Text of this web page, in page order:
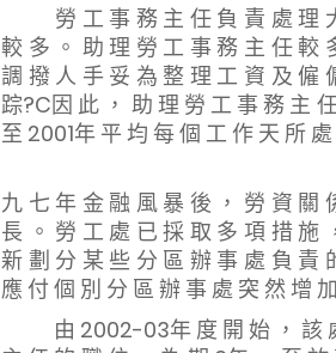
勞 工 事 務 主 任 負 責 處 理 大
較 多 。 助 理 勞 工 事 務 主 任 較
調 撥 人 手 妥 為 整 理 工 資 及 僱
踪?C因 此 ， 助 理 勞 工 事 務 主
至 2001年 平 均 每 個 工 作 天 所
九 七 年 金 融 風 暴 後 ， 勞 資 關
長 。 勞 工 處 已 採 取 多 項 措 施
新 劃 分 某 些 分 區 辦 事 處 負 責
應 付 個 別 分 區 辦 事 處 突 然 增
由 2002-03年 度 開 始 ， 該 處